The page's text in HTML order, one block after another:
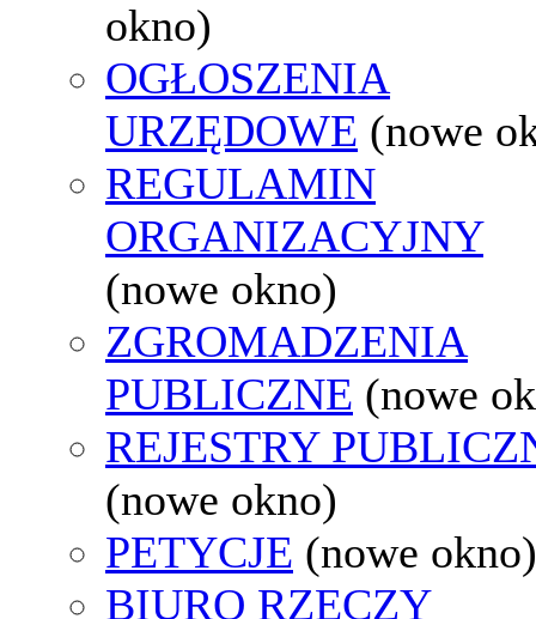
okno)
OGŁOSZENIA
URZĘDOWE (nowe
REGULAMIN
ORGANIZACYJNY
(nowe okno)
ZGROMADZENIA
PUBLICZNE (nowe
REJESTRY
(nowe okno)
PETYCJE (nowe okno)
BIURO RZECZY